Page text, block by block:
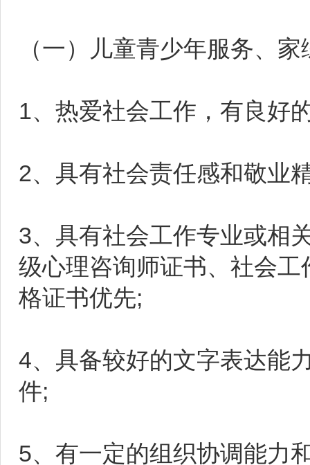
（一）儿童青少年服务、
1、热爱社会工作，有良好
2、具有社会责任感和敬业
3、具有社会工作专业或相
级心理咨询师证书、社会
格证书优先;
4、具备较好的文字表达能
件;
5、有一定的组织协调能力